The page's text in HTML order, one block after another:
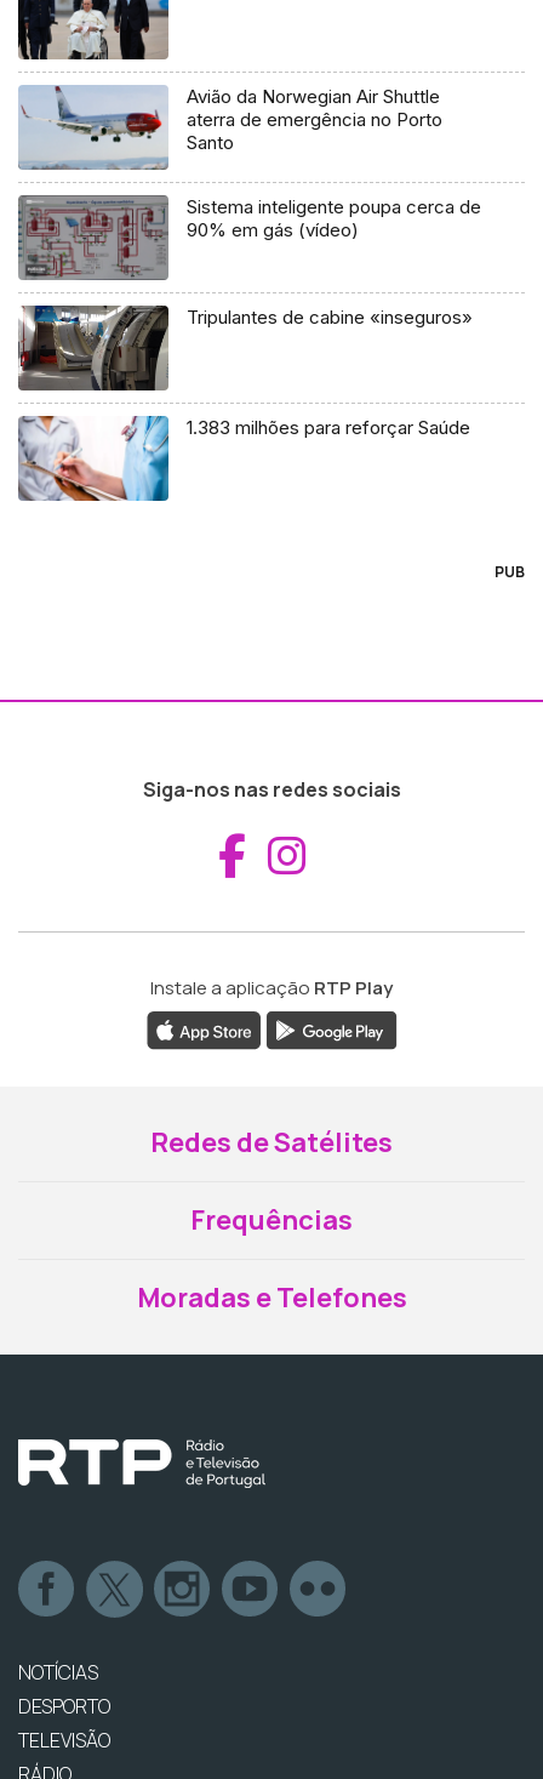
Avião da Norwegian Air Shuttle
aterra de emergência no Porto
Santo
Sistema inteligente poupa cerca de
90% em gás (vídeo)
Tripulantes de cabine «inseguros»
1.383 milhões para reforçar Saúde
PUB
Siga-nos nas redes sociais
Aceder ao
Instale a aplicação RTP Play
Redes de Satélites
Frequências
Moradas e Telefones
NOTÍCIAS
DESPORTO
TELEVISÃO